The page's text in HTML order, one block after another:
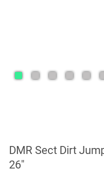
DMR Sect Dirt
26"